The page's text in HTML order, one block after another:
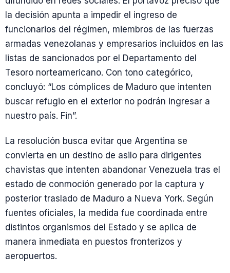
la decisión apunta a impedir el ingreso de
funcionarios del régimen, miembros de las fuerzas
armadas venezolanas y empresarios incluidos en las
listas de sancionados por el Departamento del
Tesoro norteamericano. Con tono categórico,
concluyó: “Los cómplices de Maduro que intenten
buscar refugio en el exterior no podrán ingresar a
nuestro país. Fin”.
La resolución busca evitar que Argentina se
convierta en un destino de asilo para dirigentes
chavistas que intenten abandonar Venezuela tras el
estado de conmoción generado por la captura y
posterior traslado de Maduro a Nueva York. Según
fuentes oficiales, la medida fue coordinada entre
distintos organismos del Estado y se aplica de
manera inmediata en puestos fronterizos y
aeropuertos.